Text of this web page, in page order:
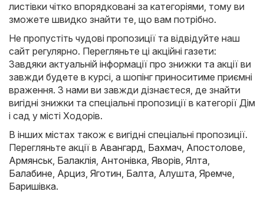
листівки чітко впорядковані за категоріями, тому ви
зможете швидко знайти те, що вам потрібно.
Не пропустіть чудові пропозиції та відвідуйте наш
сайт регулярно. Перегляньте ці акційні газети:
Завдяки актуальній інформації про знижки та акції ви
завжди будете в курсі, а шопінг приноситиме приємні
враження. З нами ви завжди дізнаєтеся, де знайти
вигідні знижки та спеціальні пропозиції в категорії Дім
і сад у місті Ходорів.
В інших містах також є вигідні спеціальні пропозиції.
Перегляньте акції в Авангард, Бахмач, Апостолове,
Армянськ, Балаклія, Антонівка, Яворів, Ялта,
Балабине, Арциз, Яготин, Балта, Алушта, Яремче,
Баришівка.